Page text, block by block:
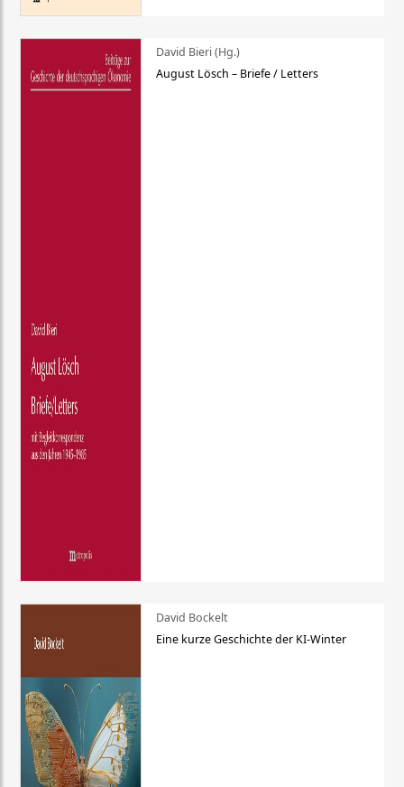
David Bieri (Hg.)
August Lösch – Briefe / Letters
David Bockelt
Eine kurze Geschichte der KI-Winter